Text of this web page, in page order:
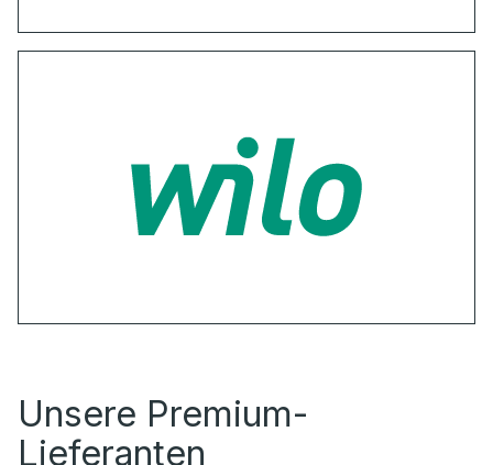
Unsere Premium-
Lieferanten